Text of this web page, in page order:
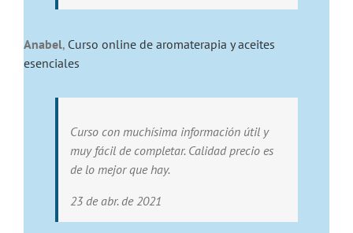
Anabel, Curso online de aromaterapia y aceites
esenciales
Curso con muchísima información útil y
muy fácil de completar. Calidad precio es
de lo mejor que hay.
23 de abr. de 2021